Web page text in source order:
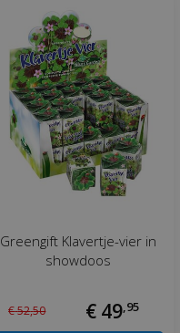
Greengift Klavertje-vier in
showdoos
€52,50 € 49, 95